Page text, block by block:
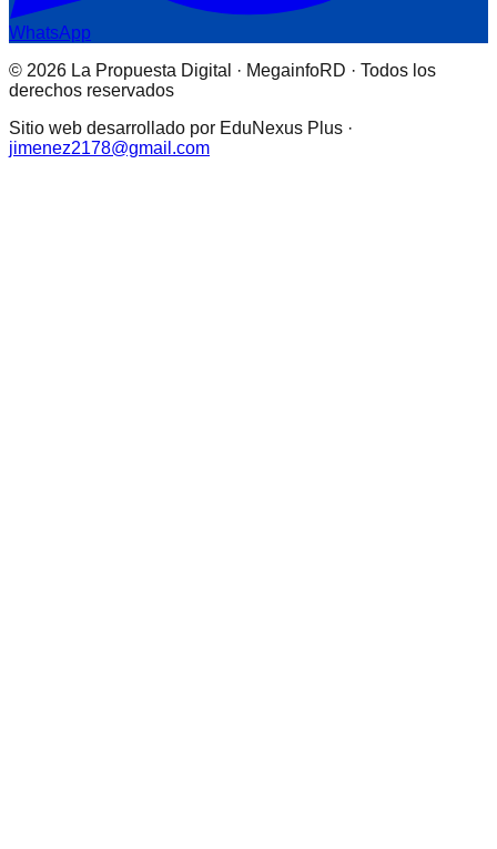
WhatsApp
© 2026 La Propuesta Digital · MegainfoRD · Todos los
derechos reservados
Sitio web desarrollado por EduNexus Plus ·
jimenez2178@gmail.com